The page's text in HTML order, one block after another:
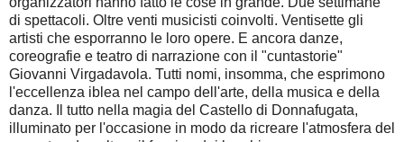
di spettacoli. Oltre venti musicisti coinvolti. Ventisette gli
artisti che esporranno le loro opere. E ancora danze,
coreografie e teatro di narrazione con il "cuntastorie"
Giovanni Virgadavola. Tutti nomi, insomma, che esprimono
l'eccellenza iblea nel campo dell'arte, della musica e della
danza. Il tutto nella magia del Castello di Donnafugata,
illuminato per l'occasione in modo da ricreare l'atmosfera del